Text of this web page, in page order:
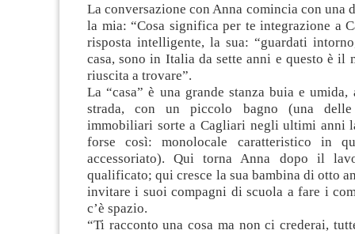
La conversazione con Anna comincia con una
la mia: “Cosa significa per te integrazione a
risposta intelligente, la sua: “guardati
casa, sono in Italia da sette anni e questo è il
riuscita a trovare”.
La “casa” è una grande stanza buia e umida,
strada, con un piccolo bagno (una delle
immobiliari sorte a Cagliari negli ultimi anni
forse così: monolocale caratteristico in
accessoriato). Qui torna Anna dopo il
qualificato; qui cresce la sua bambina di otto
invitare i suoi compagni di scuola a fare i
c’è spazio.
“Ti racconto una cosa ma non ci crederai,